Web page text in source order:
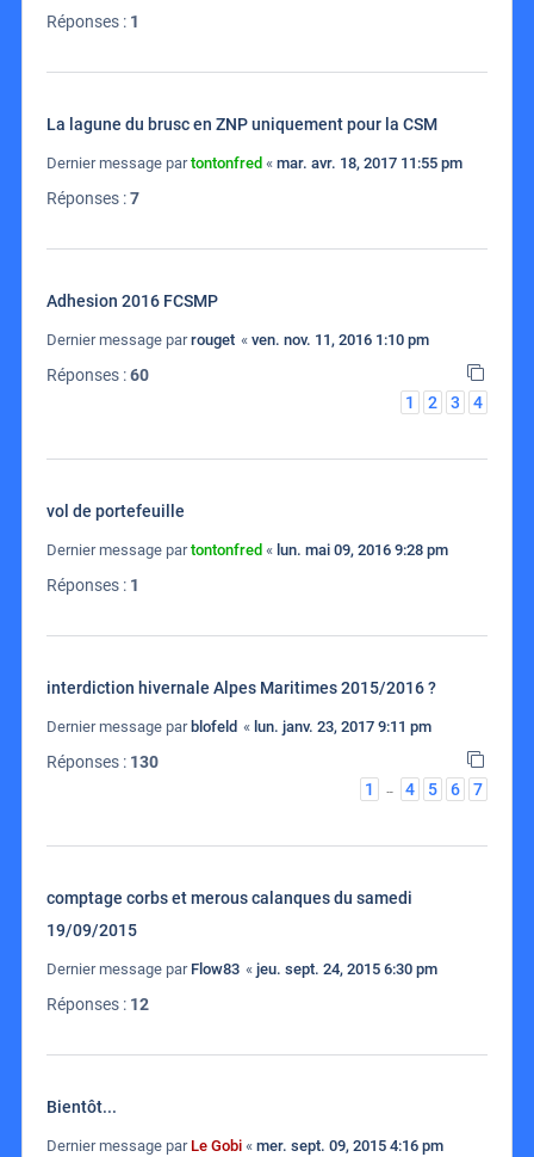
Réponses : 1
La lagune du brusc en ZNP uniquement pour la CSM
Dernier message partontonfred « mar. avr. 18, 2017 11:55 pm
Réponses :7
Adhesion 2016 FCSMP
Dernier message parrouget « ven. nov. 11, 2016 1:10 pm
Réponses :60
1
2 3 4
vol de portefeuille
Dernier message partontonfred « lun. mai 09, 2016 9:28 pm
Réponses : 1
interdiction hivernale Alpes Maritimes 2015/2016 ?
Dernier message par blofeld « lun. janv. 23, 2017 9:11 pm
Réponses : 130
1
… 4 5 6 7
comptage corbs et merous calanques du samedi
19/09/2015
Dernier message par Flow83 « jeu. sept. 24, 2015 6:30 pm
Réponses : 12
Bientôt...
Dernier message par Le Gobi « mer. sept. 09, 2015 4:16 pm